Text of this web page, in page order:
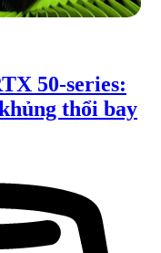
50-series:
thổi bay